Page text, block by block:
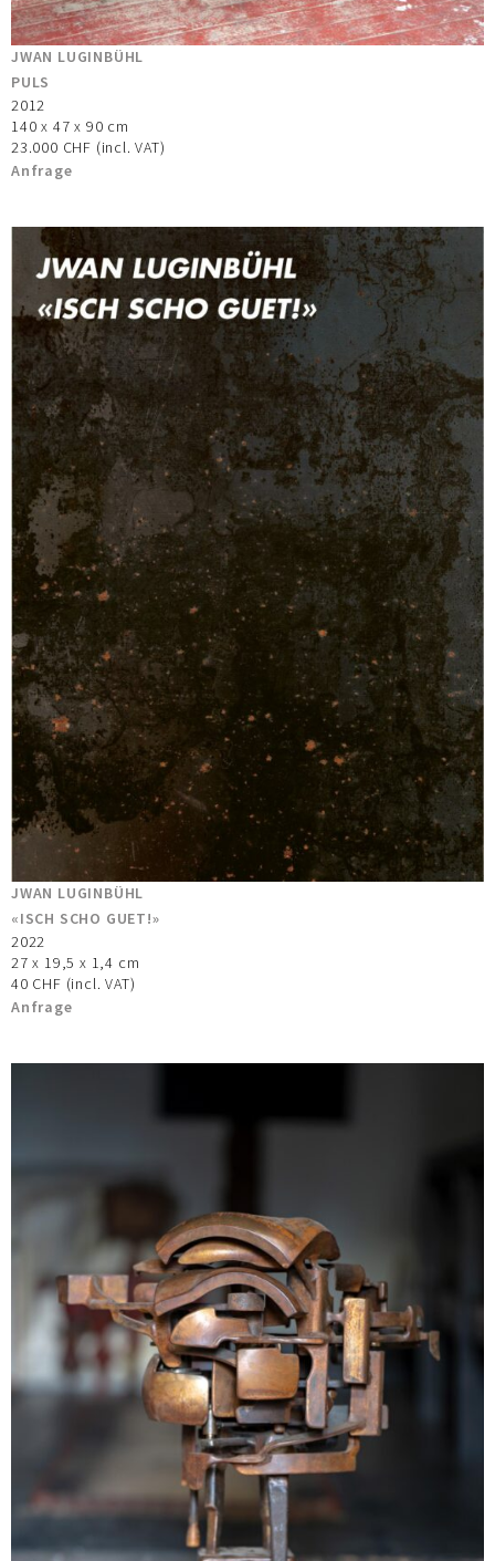
JWAN LUGINBÜHL
PULS
2012
140 x 47 x 90 cm
23.000 CHF (incl. VAT)
Anfrage
JWAN LUGINBÜHL
«ISCH SCHO GUET!»
2022
27 x 19,5 x 1,4 cm
40 CHF (incl. VAT)
Anfrage